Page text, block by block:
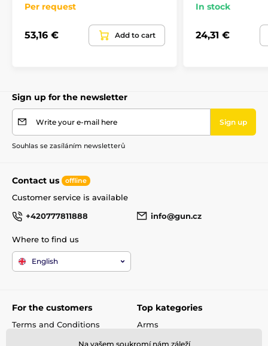
Per request
53,16 € Add to cart
In stock
24,31 €
Sign up for the newsletter
Write your e-mail here Sign up
Souhlas se zasíláním newsletterů
Contact us offline
Customer service is available
+420777811888
info@gun.cz
Where to find us
English
For the customers
Terms and Conditions
shipping and payment
Top kategories
Arms
Rifle scopes
Na vašem soukromí nám záleží